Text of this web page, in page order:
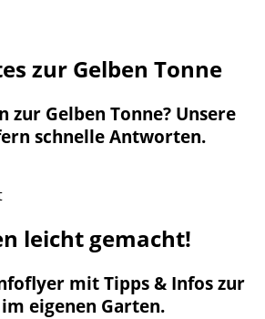
zur Gelben Tonne
zur Gelben Tonne? Unsere
schnelle Antworten.
leicht gemacht!
mit Tipps & Infos zur
eigenen Garten.